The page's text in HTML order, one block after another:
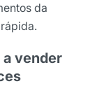
da
a vender